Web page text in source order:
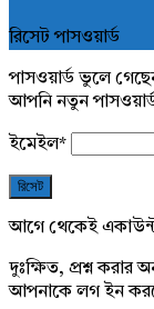
রিসেট পাসওয়ার্ড
পাসওয়ার্ড ভুলে
আপনি নতুন
ইমেইল*
আগে থেকেই
দুঃক্ষিত, প্রশ্ন করার
আপনাকে লগ ইন